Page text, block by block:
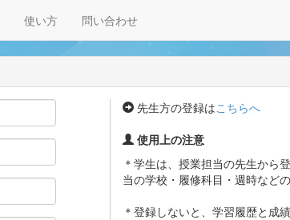
使い方 問い合わせ
先生方の登録はこちらへ
使用上の注意
＊学生は、授業担当の先生から
当の学校・履修科目・週時など
＊登録しないと、学習履歴と成